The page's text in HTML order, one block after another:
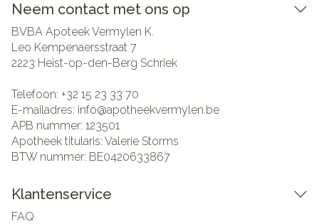
Neem contact met ons op
BVBA Apoteek Vermylen K.
Leo Kempenaersstraat 7
2223 Heist-op-den-Berg Schriek
Telefoon: +32 15 23 33 70
E-mailadres: info@apotheekvermylen.be
APB nummer: 123501
Apotheek titularis: Valerie Storms
BTW nummer: BE0420633867
Klantenservice
FAQ